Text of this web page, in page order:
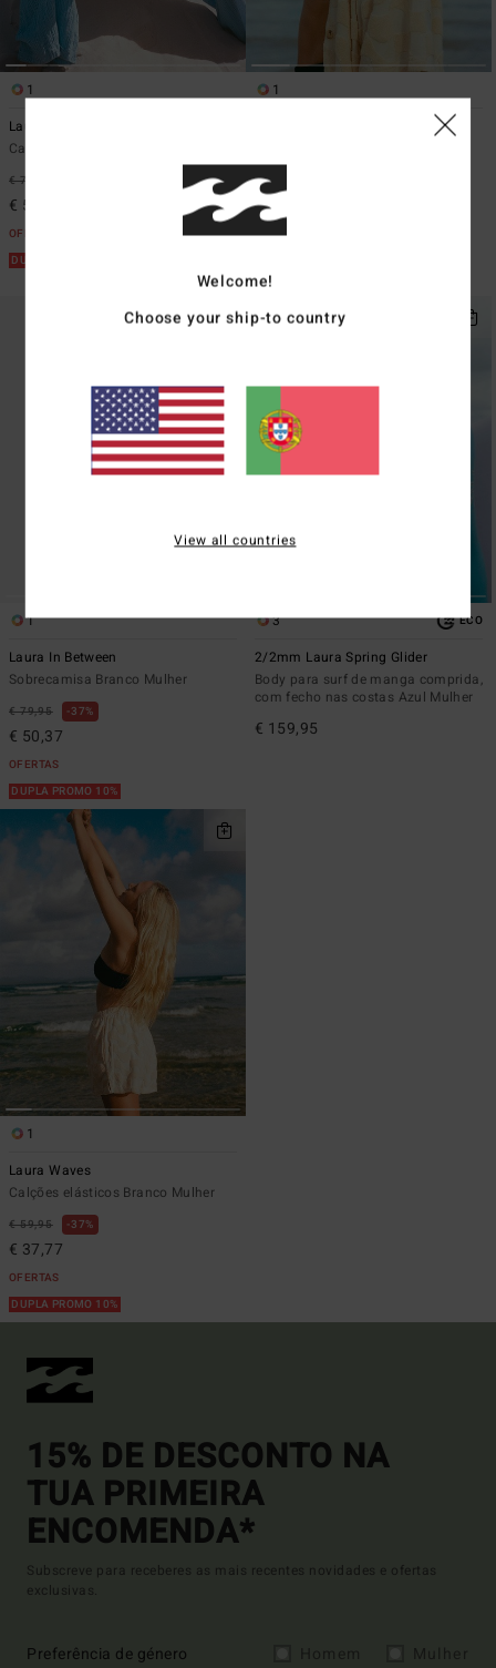
1
Laura Land and Sea
Calças elásticas Azul Mulher
€ 79,95
€ 50,37
OFERTAS
DUPLA PROMO 10%
1
Branco Mulher
€ 69,95
€ 44,07
DUPLA PROMO 10%
1
Laura In Between
Sobrecamisa Branco Mulher
€ 79,95 37%
€ 50,37
OFERTAS
DUPLA PROMO 10%
3 ECO
2/2mm Laura Spring Glider
Body para surf de manga comprida,
com fecho nas costas Azul Mulher
€ 159,95
1
Laura Waves
Calções elásticos Branco Mulher
€ 59,95 37%
€ 37,77
OFERTAS
DUPLA PROMO 10%
15% DE DESCONTO NA
TUA PRIMEIRA
ENCOMENDA*
Subscreve para receberes as mais recentes novidades e ofertas
exclusivas.
Preferência de género
Welcome!
Choose your ship-to country
View all countries